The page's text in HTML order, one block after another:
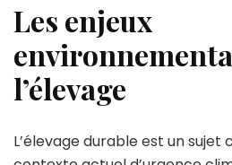
Les enjeux
l’élevage
L’élevage durable est un sujet